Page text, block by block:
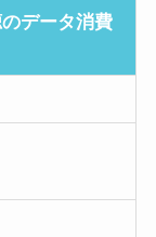
データ消費